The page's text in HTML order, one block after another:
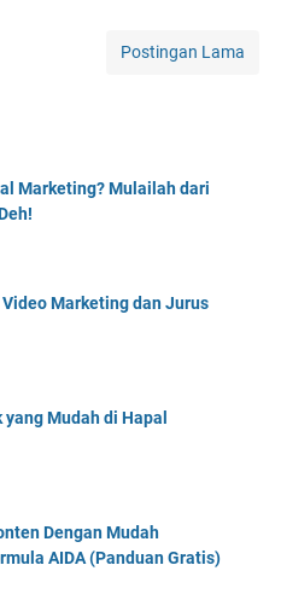
Postingan Lama
Marketing? Mulailah dari
Marketing dan Jurus
Mudah di Hapal
Dengan Mudah
AIDA (Panduan Gratis)